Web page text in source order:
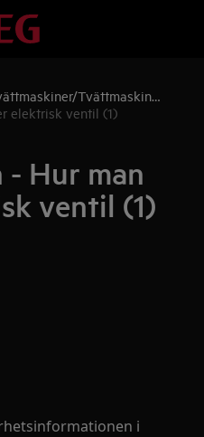
Tvättmaskin
elektrisk ventil (1)
Hur man
ventil (1)
i